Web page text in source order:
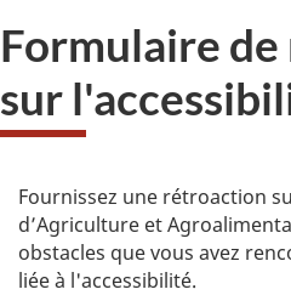
Formulaire
sur
Fournissez une rétroaction
d’Agriculture et
obstacles que vous avez
liée à l'accessibilité.